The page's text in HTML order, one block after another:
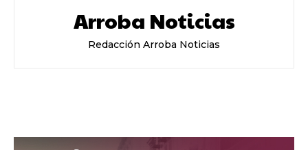
Arroba Noticias
Redacción Arroba Noticias